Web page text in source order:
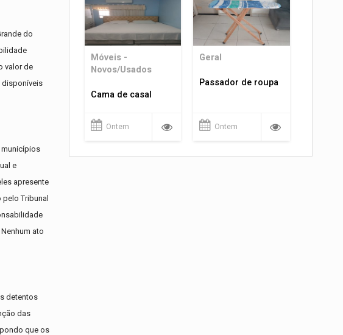
do
valor de
disponíveis
municípios
e
apresente
Tribunal
ato
detentos
das
que os
Móveis -
Novos/Usados
Cama de casal
Ontem
Geral
Passador de roupa
Ontem